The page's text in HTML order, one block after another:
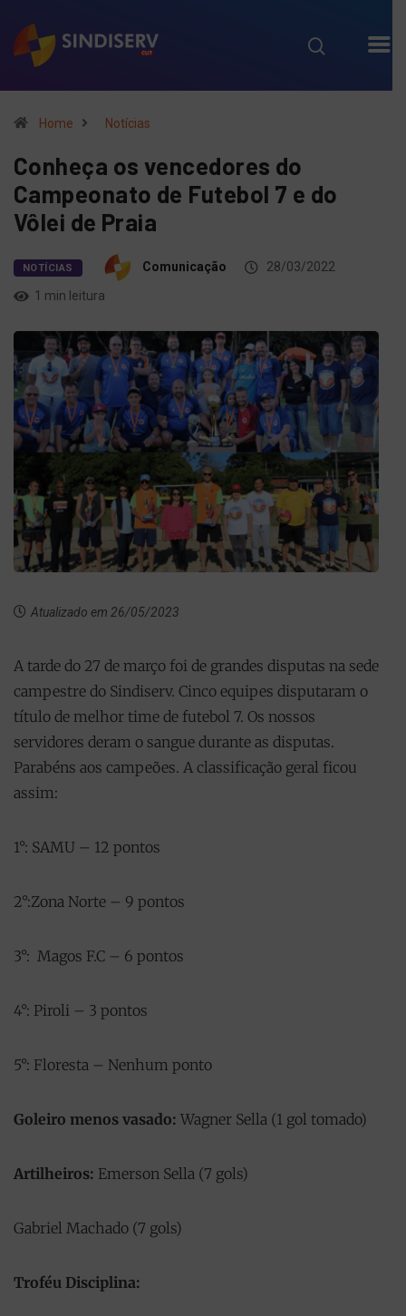
Home Notícias
Conheça os vencedores do
Campeonato de Futebol 7 e do
Vôlei de Praia
NOTÍCIAS Comunicação
28/03/2022
1 min leitura
Atualizado em 26/05/2023
A tarde do 27 de março foi de grandes disputas na sede
campestre do Sindiserv. Cinco equipes disputaram o
título de melhor time de futebol 7. Os nossos
servidores deram o sangue durante as disputas.
Parabéns aos campeões. A classificação geral ficou
assim:
1°: SAMU – 12 pontos
2°:Zona Norte – 9 pontos
3°: Magos F.C – 6 pontos
4°: Piroli – 3 pontos
5°: Floresta – Nenhum ponto
Goleiro menos vasado: Wagner Sella (1 gol tomado)
Artilheiros: Emerson Sella (7 gols)
Gabriel Machado (7 gols)
Troféu Disciplina: